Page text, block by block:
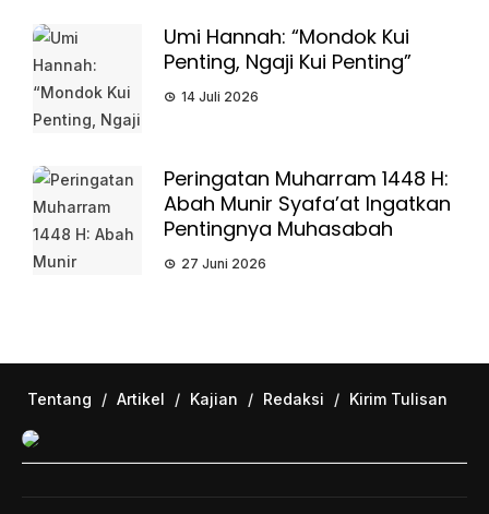
Umi Hannah: “Mondok Kui
Penting, Ngaji Kui Penting”
14 Juli 2026
Peringatan Muharram 1448 H:
Abah Munir Syafa’at Ingatkan
Pentingnya Muhasabah
27 Juni 2026
Tentang / Artikel / Kajian / Redaksi / Kirim Tulisan